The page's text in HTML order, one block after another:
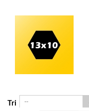
Tri --